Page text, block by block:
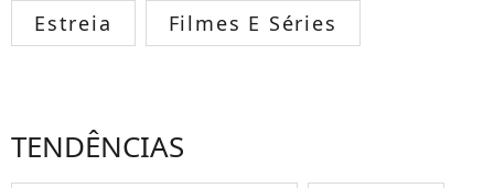
Estreia Filmes E Séries
TENDÊNCIAS